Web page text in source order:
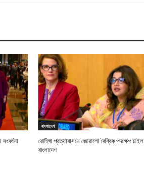
সংবর্ধনা
বাংলাদেশ
রোহিঙ্গা প্রত্যাবাসনে জোরালো বৈশ্বিক পদক্ষেপ চাইল
বাংলাদেশ